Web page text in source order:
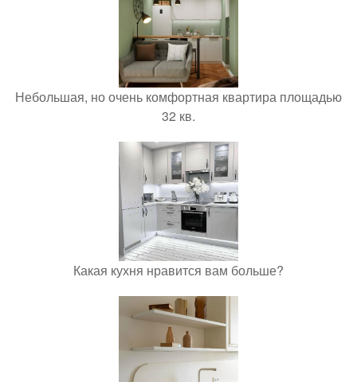
Небольшая, но очень комфортная квартира площадью
32 кв.
Какая кухня нравится вам больше?